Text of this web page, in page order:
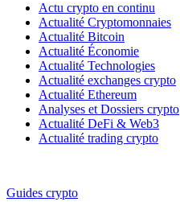
Actu crypto en continu
Actualité Cryptomonnaies
Actualité Bitcoin
Actualité Économie
Actualité Technologies
Actualité exchanges crypto
Actualité Ethereum
Analyses et Dossiers crypto
Actualité DeFi & Web3
Actualité trading crypto
Guides crypto